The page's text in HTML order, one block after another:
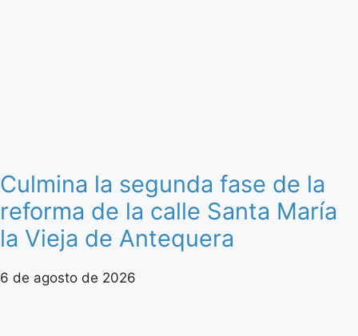
Culmina la segunda fase de la
reforma de la calle Santa María
la Vieja de Antequera
6 de agosto de 2026